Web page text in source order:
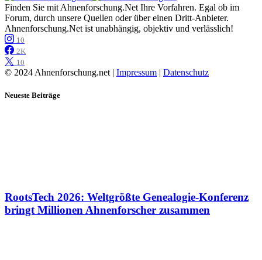
Finden Sie mit Ahnenforschung.Net Ihre Vorfahren. Egal ob im
Forum, durch unsere Quellen oder über einen Dritt-Anbieter.
Ahnenforschung.Net ist unabhängig, objektiv und verlässlich!
10
2K
10
© 2024 Ahnenforschung.net | Impressum | Datenschutz
Neueste Beiträge
RootsTech 2026: Weltgrößte Genealogie-Konferenz
bringt Millionen Ahnenforscher zusammen